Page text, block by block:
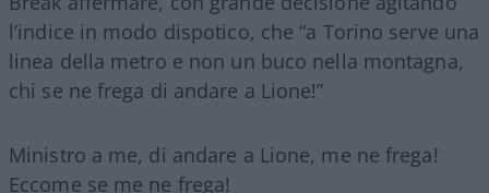
l’indice in modo dispotico, che “a Torino serve una
linea della metro e non un buco nella montagna,
chi se ne frega di andare a Lione!”
Ministro a me, di andare a Lione, me ne frega!
Eccome se me ne frega!